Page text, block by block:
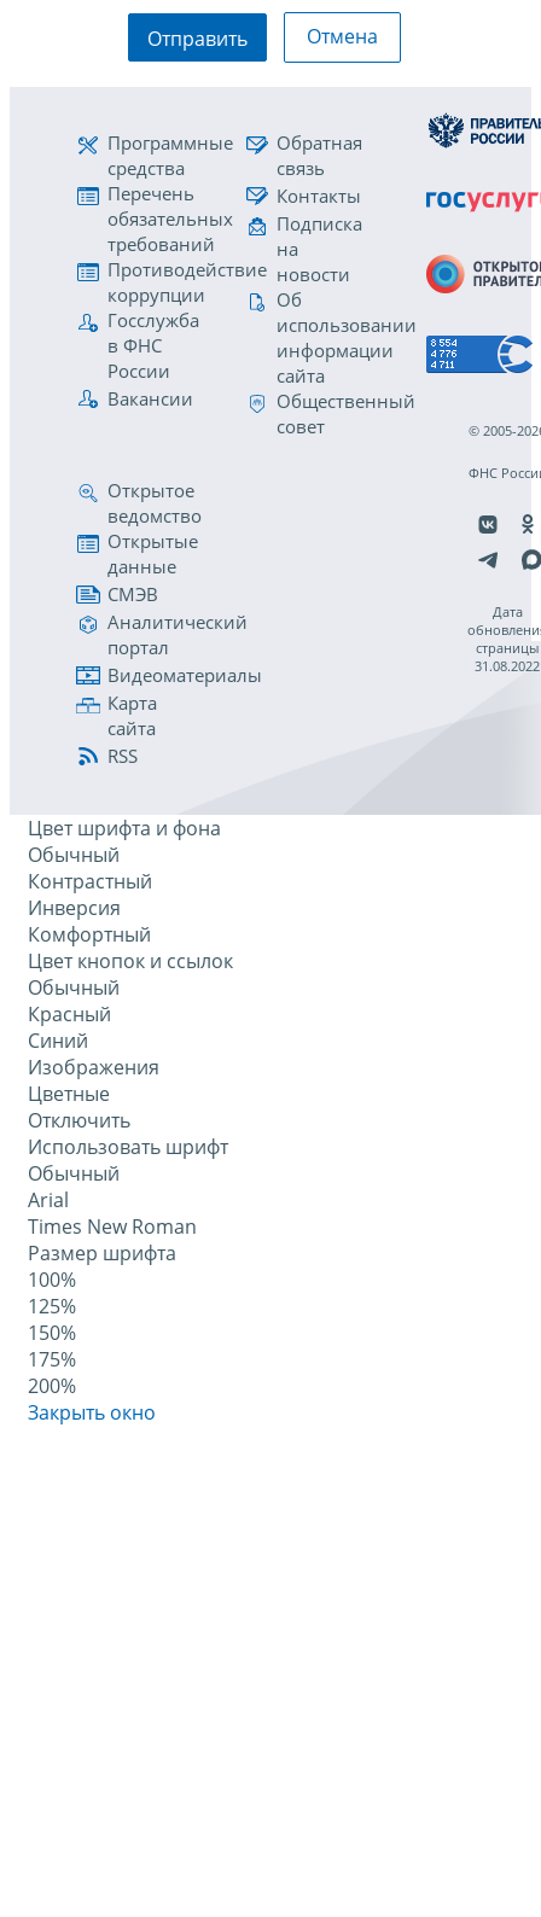
Отправить Отмена
Программные
средства
Перечень
обязательных
требований
Противодействие
коррупции
Госслужба
в ФНС
России
Вакансии
Обратная
связь
Контакты
Подписка
на
новости
Об
использовании
информации
сайта
Общественный
совет
Открытое
ведомство
Открытые
данные
СМЭВ
Аналитический
портал
Видеоматериалы
Карта
сайта
RSS
© 2005-
ФНС
Дата
страницы
31.08.2022
Цвет шрифта и фона
Обычный
Контрастный
Инверсия
Комфортный
Цвет кнопок и ссылок
Обычный
Красный
Синий
Изображения
Цветные
Отключить
Использовать шрифт
Обычный
Arial
Times New Roman
Размер шрифта
100%
125%
150%
175%
200%
Закрыть окно